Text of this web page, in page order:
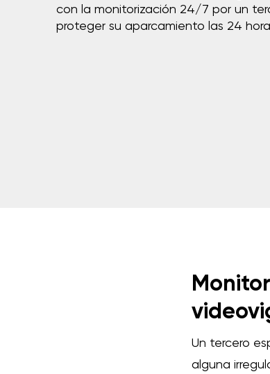
con la monitorización 24/7 por un
proteger su aparcamiento las 24
Un tercero
alguna